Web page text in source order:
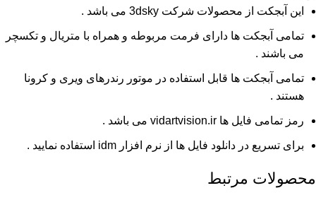
این آبجکت از محصولات شرکت 3dsky می باشد .
تمامی آبجکت ها دارای فرمت مربوطه و همراه با متریال و تکسچر
می باشند .
تمامی آبجکت ها قابل استفاده در موتور رندرهای ویری و کرونا
هستند .
رمز تمامی فایل ها vidartvision.ir می باشد .
برای تسریع در دانلود فایل ها از نرم افزار idm استفاده نمایید .
محصولات مرتبط